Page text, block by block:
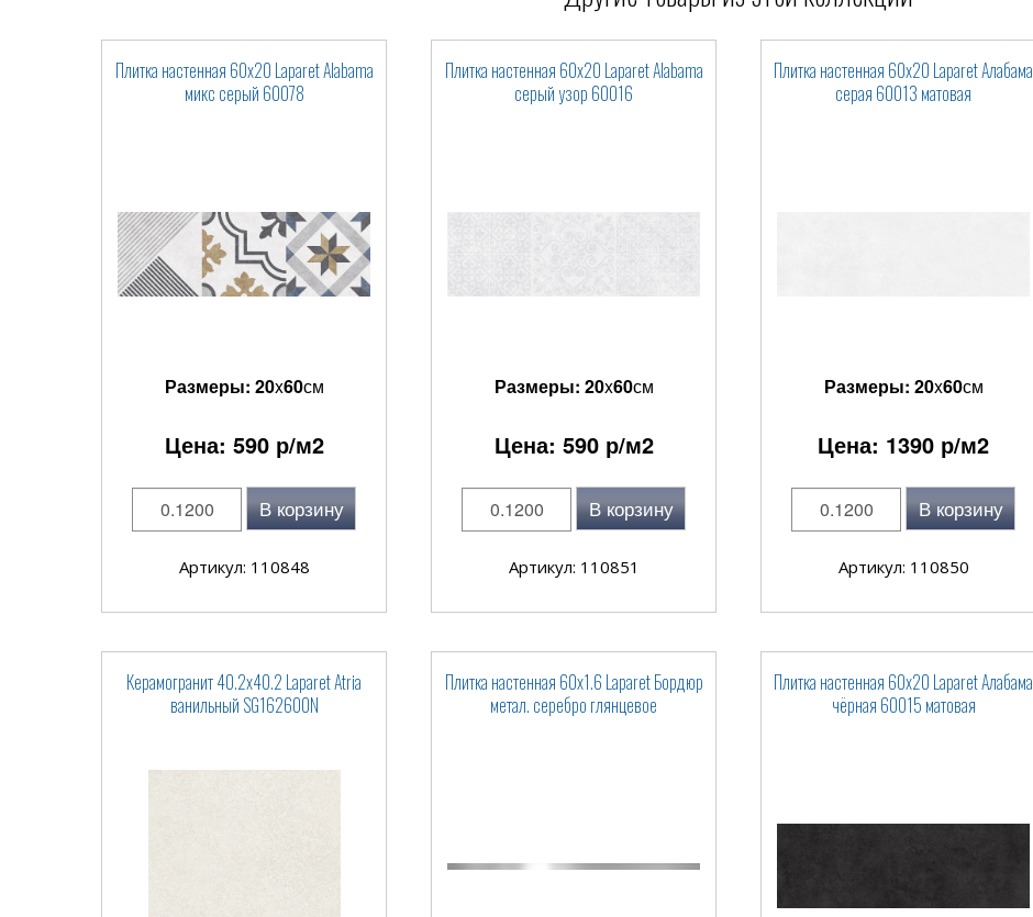
Плитка настенная 60x20 Laparet Alabama
микс серый 60078
Размеры: 20x60см
Цена: 590р/м2
В корзину
Артикул: 110848
Плитка настенная 60x20 Laparet Alabama
серый узор 60016
Размеры: 20x60см
Цена: 590р/м2
В корзину
Артикул: 110851
Плитка настенная 60x20 Laparet Алабама
серая 60013 матовая
Размеры: 20x60см
Цена: 1390 р/м2
В корзину
Артикул: 110850
Керамогранит 40.2x40.2 Laparet Atria
ванильный SG162600N
Плитка настенная 60x1.6 Laparet Бордюр
метал. серебро глянцевое
Плитка настенная 60x20 Laparet Алабама
чёрная 60015 матовая